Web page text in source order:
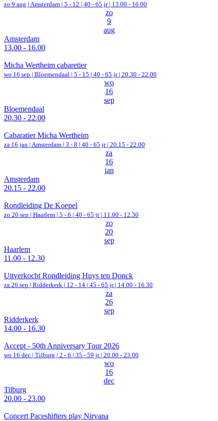
zo 9 aug | Amsterdam | 5 - 12 | 40 - 65 jr | 13.00 - 16.00
zo
9
aug
Amsterdam
13.00 - 16.00
Micha Wertheim cabaretier
wo 16 sep | Bloemendaal | 5 - 15 | 40 - 65 jr | 20.30 - 22.00
wo
16
sep
Bloemendaal
20.30 - 22.00
Cabaratier Micha Wertheim
za 16 jan | Amsterdam | 3 - 8 | 40 - 65 jr | 20.15 - 22.00
za
16
jan
Amsterdam
20.15 - 22.00
Rondleiding De Koepel
zo 20 sep | Haarlem | 5 - 6 | 40 - 65 jr | 11.00 - 12.30
zo
20
sep
Haarlem
11.00 - 12.30
Uitverkocht Rondleiding Huys ten Donck
za 26 sep | Ridderkerk | 12 - 14 | 45 - 65 jr | 14.00 - 16.30
za
26
sep
Ridderkerk
14.00 - 16.30
Accept - 50th Anniversary Tour 2026
wo 16 dec | Tilburg | 2 - 6 | 35 - 59 jr | 20.00 - 23.00
wo
16
dec
Tilburg
20.00 - 23.00
Concert Paceshifters play Nirvana